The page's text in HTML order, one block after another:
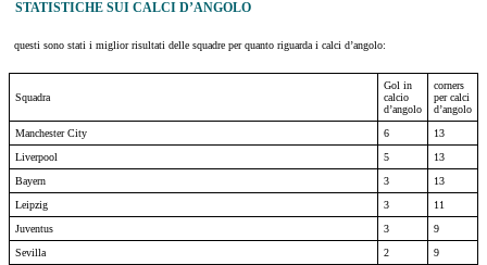
STATISTICHE SUI CALCI D’ANGOLO
questi sono stati i miglior risultati delle squadre per quanto riguarda i calci d’angolo:
Squadra
Gol in
calcio
d’angolo
corners
per calci
d’angolo
Manchester City
6
13
Liverpool
5
13
Bayern
3
13
Leipzig
3
11
Juventus
3
9
Sevilla
2 9